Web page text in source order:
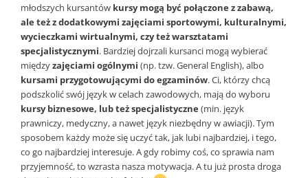
młodszych kursantów kursy mogą być połączone z zabawą,
ale też z dodatkowymi zajęciami sportowymi, kulturalnymi,
wycieczkami wirtualnymi, czy też warsztatami
specjalistycznymi. Bardziej dojrzali kursanci mogą wybierać
międzyzajęciami ogólnymi (np. tzw. General English), albo
kursami przygotowującymi do egzaminów. Ci, którzy chcą
podszkolić swój język w celach zawodowych, mają do wyboru
kursy biznesowe, lub też specjalistyczne(min. język
prawniczy, medyczny, a nawet język niezbędny w awiacji). Tym
sposobem każdy może się uczyć tak, jak lubi najbardziej, i tego,
co go najbardziej interesuje. A gdy robimy coś, co sprawia nam
przyjemność, to wzrasta nasza motywacja. A tu już prosta droga